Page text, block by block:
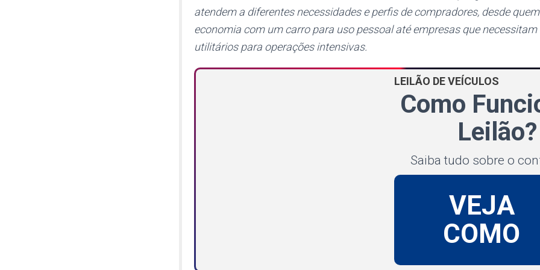
atendem a diferentes necessidades e perfis de compradores, desde
economia com um carro para uso pessoal até empresas que necessitam
utilitários para operações intensivas.
LEILÃO DE VEÍCULOS
Como
Leilão?
Saiba tudo sobre o
VEJA
COMO